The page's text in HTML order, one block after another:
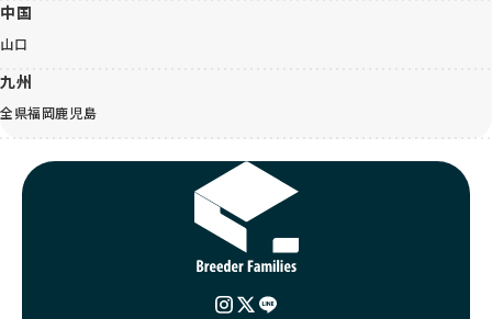
中国
山口
九州
全県福岡鹿児島